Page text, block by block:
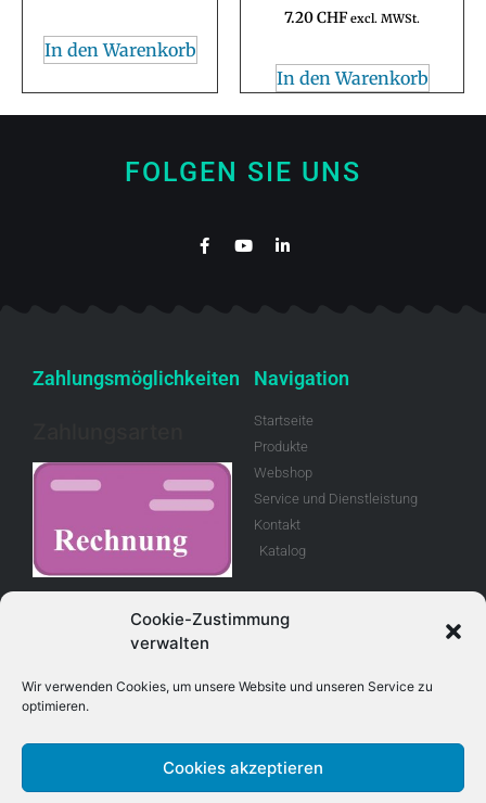
Cookie-Zustimmung
verwalten
Wir verwenden Cookies, um unsere Website und unseren Service zu
optimieren.
Cookies akzeptieren
In den Warenkorb
7.20CHF excl. MWSt.
In den Warenkorb
FOLGEN SIE UNS
Zahlungsmöglichkeiten
Geschäftsbedingungen
Retouren
Navigation
Startseite
Produkte
Webshop
Service und Dienstleistung
Kontakt
Katalog
Adresse Kontakt